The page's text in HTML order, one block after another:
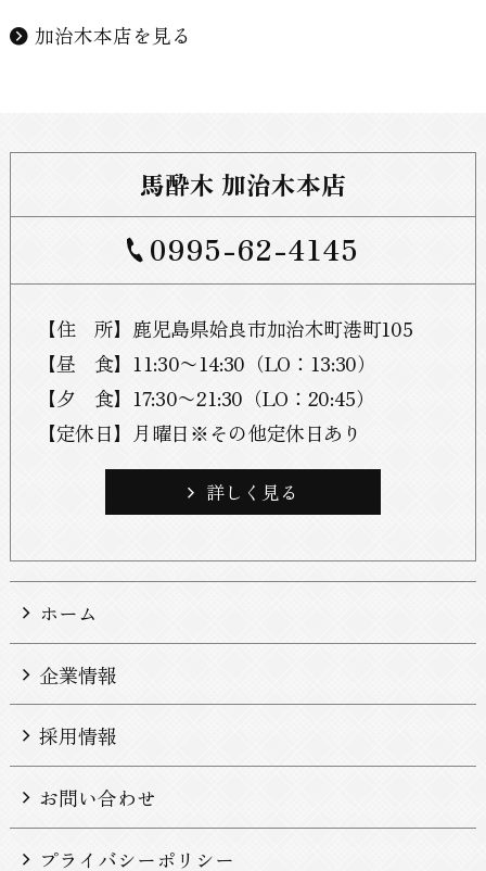
加治木本店を見る
馬酔木 加治木本店
0995-62-4145
【住所】鹿児島県姶良市加治木町港町105
【昼食】11:30〜14:30（LO：13:30）
【夕食】17:30〜21:30（LO：20:45）
【定休日】月曜日※その他定休日あり
詳しく見る
ホーム
企業情報
採用情報
お問い合わせ
プライバシーポリシー